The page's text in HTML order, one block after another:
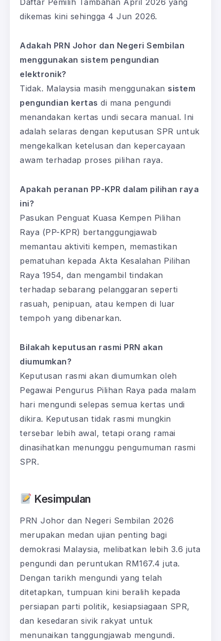
Daftar Pemilih Tambahan April 2026 yang
dikemas kini sehingga 4 Jun 2026.
Adakah PRN Johor dan Negeri Sembilan
menggunakan sistem pengundian
elektronik?
Tidak. Malaysia masih menggunakan sistem
pengundian kertas di mana pengundi
menandakan kertas undi secara manual. Ini
adalah selaras dengan keputusan SPR untuk
mengekalkan ketelusan dan kepercayaan
awam terhadap proses pilihan raya.
Apakah peranan PP-KPR dalam pilihan raya
ini?
Pasukan Penguat Kuasa Kempen Pilihan
Raya (PP-KPR) bertanggungjawab
memantau aktiviti kempen, memastikan
pematuhan kepada Akta Kesalahan Pilihan
Raya 1954, dan mengambil tindakan
terhadap sebarang pelanggaran seperti
rasuah, penipuan, atau kempen di luar
tempoh yang dibenarkan.
Bilakah keputusan rasmi PRN akan
diumumkan?
Keputusan rasmi akan diumumkan oleh
Pegawai Pengurus Pilihan Raya pada malam
hari mengundi selepas semua kertas undi
dikira. Keputusan tidak rasmi mungkin
tersebar lebih awal, tetapi orang ramai
dinasihatkan menunggu pengumuman rasmi
SPR.
Kesimpulan
PRN Johor dan Negeri Sembilan 2026
merupakan medan ujian penting bagi
demokrasi Malaysia, melibatkan lebih 3.6 juta
pengundi dan peruntukan RM167.4 juta.
Dengan tarikh mengundi yang telah
ditetapkan, tumpuan kini beralih kepada
persiapan parti politik, kesiapsiagaan SPR,
dan kesedaran sivik rakyat untuk
menunaikan tanggungjawab mengundi.